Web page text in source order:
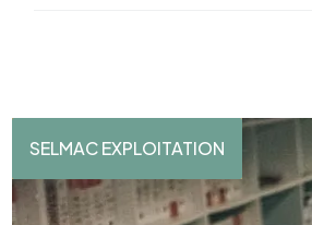
SELMAC EXPLOITATION